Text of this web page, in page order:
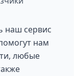
наш сервис
нам
любые